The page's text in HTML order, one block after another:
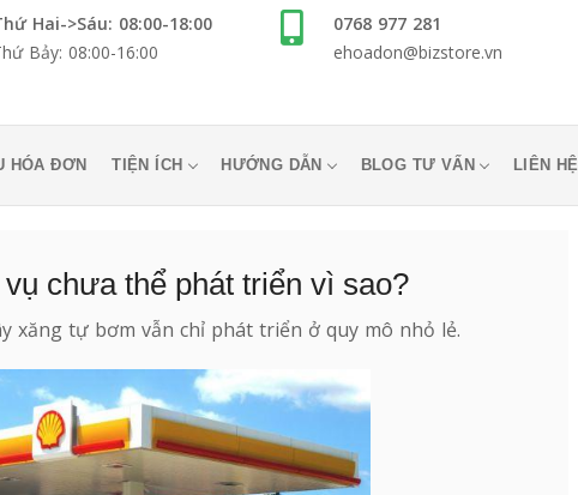
Hai->Sáu: 08:00-18:00
Bảy: 08:00-16:00
0768 977 281
ehoadon@bizstore.vn
HÓA ĐƠN TIỆN ÍCH HƯỚNG DẪN BLOG TƯ VẤN LIÊN HỆ
chưa thể phát triển vì sao?
xăng tự bơm vẫn chỉ phát triển ở quy mô nhỏ lẻ.